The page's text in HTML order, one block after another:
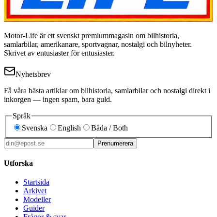
Motor-Life är ett svenskt premiummagasin om bilhistoria,
samlarbilar, amerikanare, sportvagnar, nostalgi och bilnyheter.
Skrivet av entusiaster för entusiaster.
Nyhetsbrev
Få våra bästa artiklar om bilhistoria, samlarbilar och nostalgi direkt i
inkorgen — ingen spam, bara guld.
Språk
Svenska
English Båda / Both
Prenumerera
Utforska
Startsida
Arkivet
Modeller
Guider